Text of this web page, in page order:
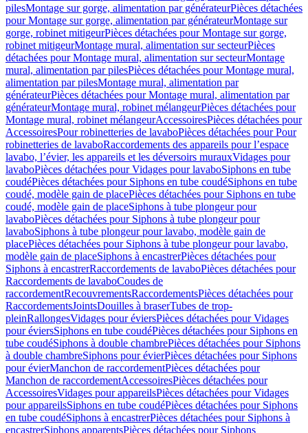
pilesMontage sur gorge, alimentation par générateurPièces détachées
pour Montage sur gorge, alimentation par générateurMontage sur
gorge, robinet mitigeurPièces détachées pour Montage sur gorge,
robinet mitigeurMontage mural, alimentation sur secteurPièces
détachées pour Montage mural, alimentation sur secteurMontage
mural, alimentation par pilesPièces détachées pour Montage mural,
alimentation par pilesMontage mural, alimentation par
générateurPièces détachées pour Montage mural, alimentation par
générateurMontage mural, robinet mélangeurPièces détachées pour
Montage mural, robinet mélangeurAccessoiresPièces détachées pour
AccessoiresPour robinetteries de lavaboPièces détachées pour Pour
robinetteries de lavaboRaccordements des appareils pour l’espace
lavabo, l’évier, les appareils et les déversoirs murauxVidages pour
lavaboPièces détachées pour Vidages pour lavaboSiphons en tube
coudéPièces détachées pour Siphons en tube coudéSiphons en tube
coudé, modèle gain de placePièces détachées pour Siphons en tube
coudé, modèle gain de placeSiphons à tube plongeur pour
lavaboPièces détachées pour Siphons à tube plongeur pour
lavaboSiphons à tube plongeur pour lavabo, modèle gain de
placePièces détachées pour Siphons à tube plongeur pour lavabo,
modèle gain de placeSiphons à encastrerPièces détachées pour
Siphons à encastrerRaccordements de lavaboPièces détachées pour
Raccordements de lavaboCoudes de
raccordementRecouvrementsRaccordementsPièces détachées pour
RaccordementsJointsDouilles à braserTubes de trop-
pleinRallongesVidages pour éviersPièces détachées pour Vidages
pour éviersSiphons en tube coudéPièces détachées pour Siphons en
tube coudéSiphons à double chambrePièces détachées pour Siphons
à double chambreSiphons pour évierPièces détachées pour Siphons
pour évierManchon de raccordementPièces détachées pour
Manchon de raccordementAccessoiresPièces détachées pour
AccessoiresVidages pour appareilsPièces détachées pour Vidages
pour appareilsSiphons en tube coudéPièces détachées pour Siphons
en tube coudéSiphons à encastrerPièces détachées pour Siphons à
encastrerSiphons apparentsPièces détachées pour Siphons